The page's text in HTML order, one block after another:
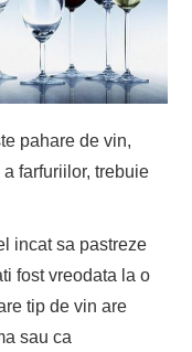
pahare de vin,
farfuriilor, trebuie
incat sa pastreze
fost vreodata la o
tip de vin are
sau ca